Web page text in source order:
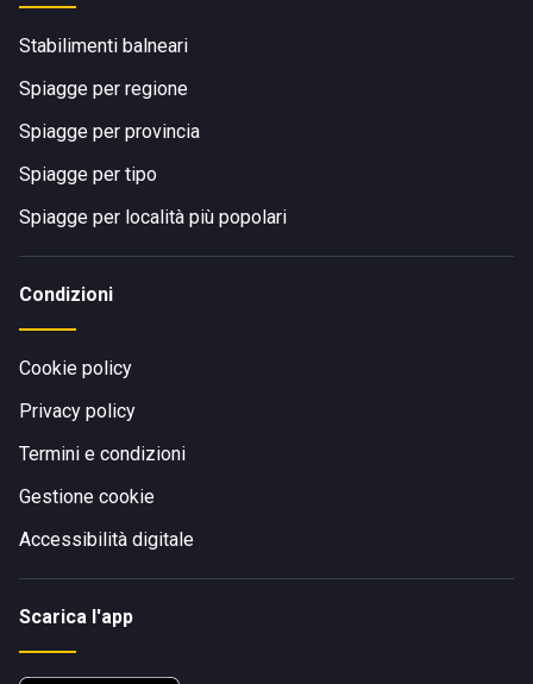
Stabilimenti balneari
Spiagge per regione
Spiagge per provincia
Spiagge per tipo
Spiagge per località più popolari
Condizioni
Cookie policy
Privacy policy
Termini e condizioni
Gestione cookie
Accessibilità digitale
Scarica l'app